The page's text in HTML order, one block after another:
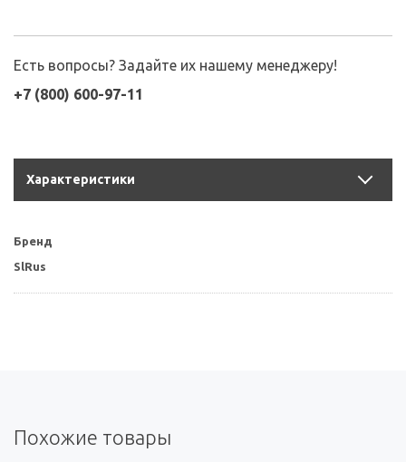
Есть вопросы? Задайте их нашему менеджеру!
+7 (800) 600-97-11
Характеристики
Бренд
SlRus
Похожие товары